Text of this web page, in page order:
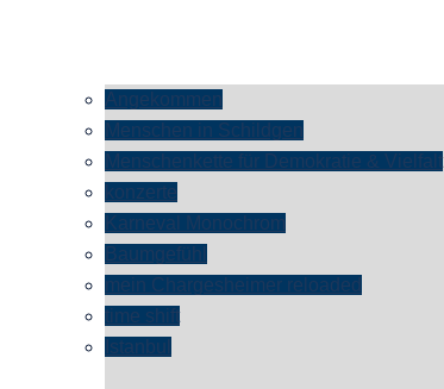
Angekommen
Menschen in Schildgen
Menschenkette für Demokratie & Vielfalt
konzerte
Karneval Monochrom
Baumgefühl
mein Chargesheimer reloaded
time shift
Istanbul